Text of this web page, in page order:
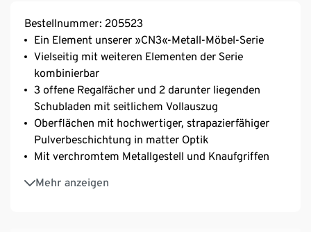
Bestellnummer: 205523
Ein Element unserer »CN3«-Metall-Möbel-Serie
Vielseitig mit weiteren Elementen der Serie
kombinierbar
3 offene Regalfächer und 2 darunter liegenden
Schubladen mit seitlichem Vollauszug
Oberflächen mit hochwertiger, strapazierfähiger
Pulverbeschichtung in matter Optik
Mit verchromtem Metallgestell und Knaufgriffen
Mehr anzeigen
Mit höhenverstellbaren Kunststofffüßen für einen
festen Stand auch auf unebenen Flächen